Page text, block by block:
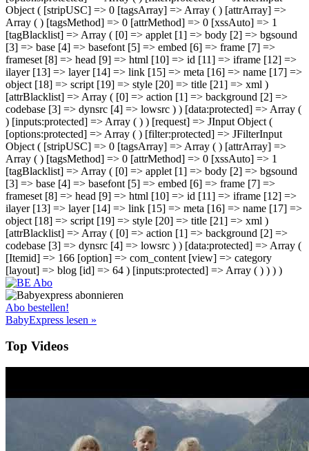
Object ( [stripUSC] => 0 [tagsArray] => Array ( ) [attrArray] =>
Array ( ) [tagsMethod] => 0 [attrMethod] => 0 [xssAuto] => 1
[tagBlacklist] => Array ( [0] => applet [1] => body [2] => bgsound
[3] => base [4] => basefont [5] => embed [6] => frame [7] =>
frameset [8] => head [9] => html [10] => id [11] => iframe [12] =>
ilayer [13] => layer [14] => link [15] => meta [16] => name [17] =>
object [18] => script [19] => style [20] => title [21] => xml )
[attrBlacklist] => Array ( [0] => action [1] => background [2] =>
codebase [3] => dynsrc [4] => lowsrc ) ) [data:protected] => Array (
) [inputs:protected] => Array ( ) ) [request] => JInput Object (
[options:protected] => Array ( ) [filter:protected] => JFilterInput
Object ( [stripUSC] => 0 [tagsArray] => Array ( ) [attrArray] =>
Array ( ) [tagsMethod] => 0 [attrMethod] => 0 [xssAuto] => 1
[tagBlacklist] => Array ( [0] => applet [1] => body [2] => bgsound
[3] => base [4] => basefont [5] => embed [6] => frame [7] =>
frameset [8] => head [9] => html [10] => id [11] => iframe [12] =>
ilayer [13] => layer [14] => link [15] => meta [16] => name [17] =>
object [18] => script [19] => style [20] => title [21] => xml )
[attrBlacklist] => Array ( [0] => action [1] => background [2] =>
codebase [3] => dynsrc [4] => lowsrc ) ) [data:protected] => Array (
[Itemid] => 166 [option] => com_content [view] => category
[layout] => blog [id] => 64 ) [inputs:protected] => Array ( ) ) ) )
Abo bestellen!
BabyExpress lesen »
Top Videos